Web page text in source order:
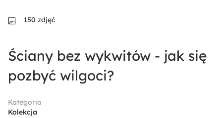
150 zdjęć
Ściany bez wykwitów - jak się
pozbyć wilgoci?
Kategoria
Kolekcja